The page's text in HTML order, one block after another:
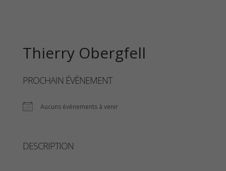
Thierry Obergfell
PROCHAIN ÉVÈNEMENT
Aucuns évènements à venir
DESCRIPTION